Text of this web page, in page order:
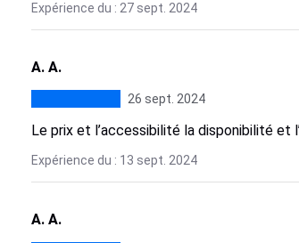
Expérience du : 27 sept. 2024
A. A.
26 sept. 2024
Le prix et l’accessibilité la disponibilité et
Expérience du : 13 sept. 2024
A. A.